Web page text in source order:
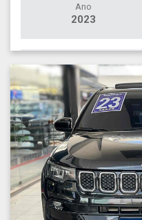
Ano
2023